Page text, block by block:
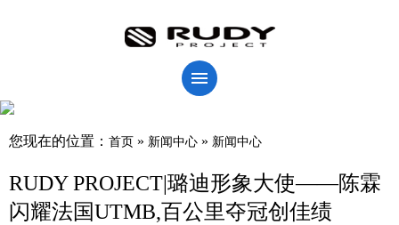
您现在的位置： 首页 » 新闻中心 » 新闻中心
RUDY PROJECT|璐迪形象大使——陈霖
闪耀法国UTMB,百公里夺冠创佳绩